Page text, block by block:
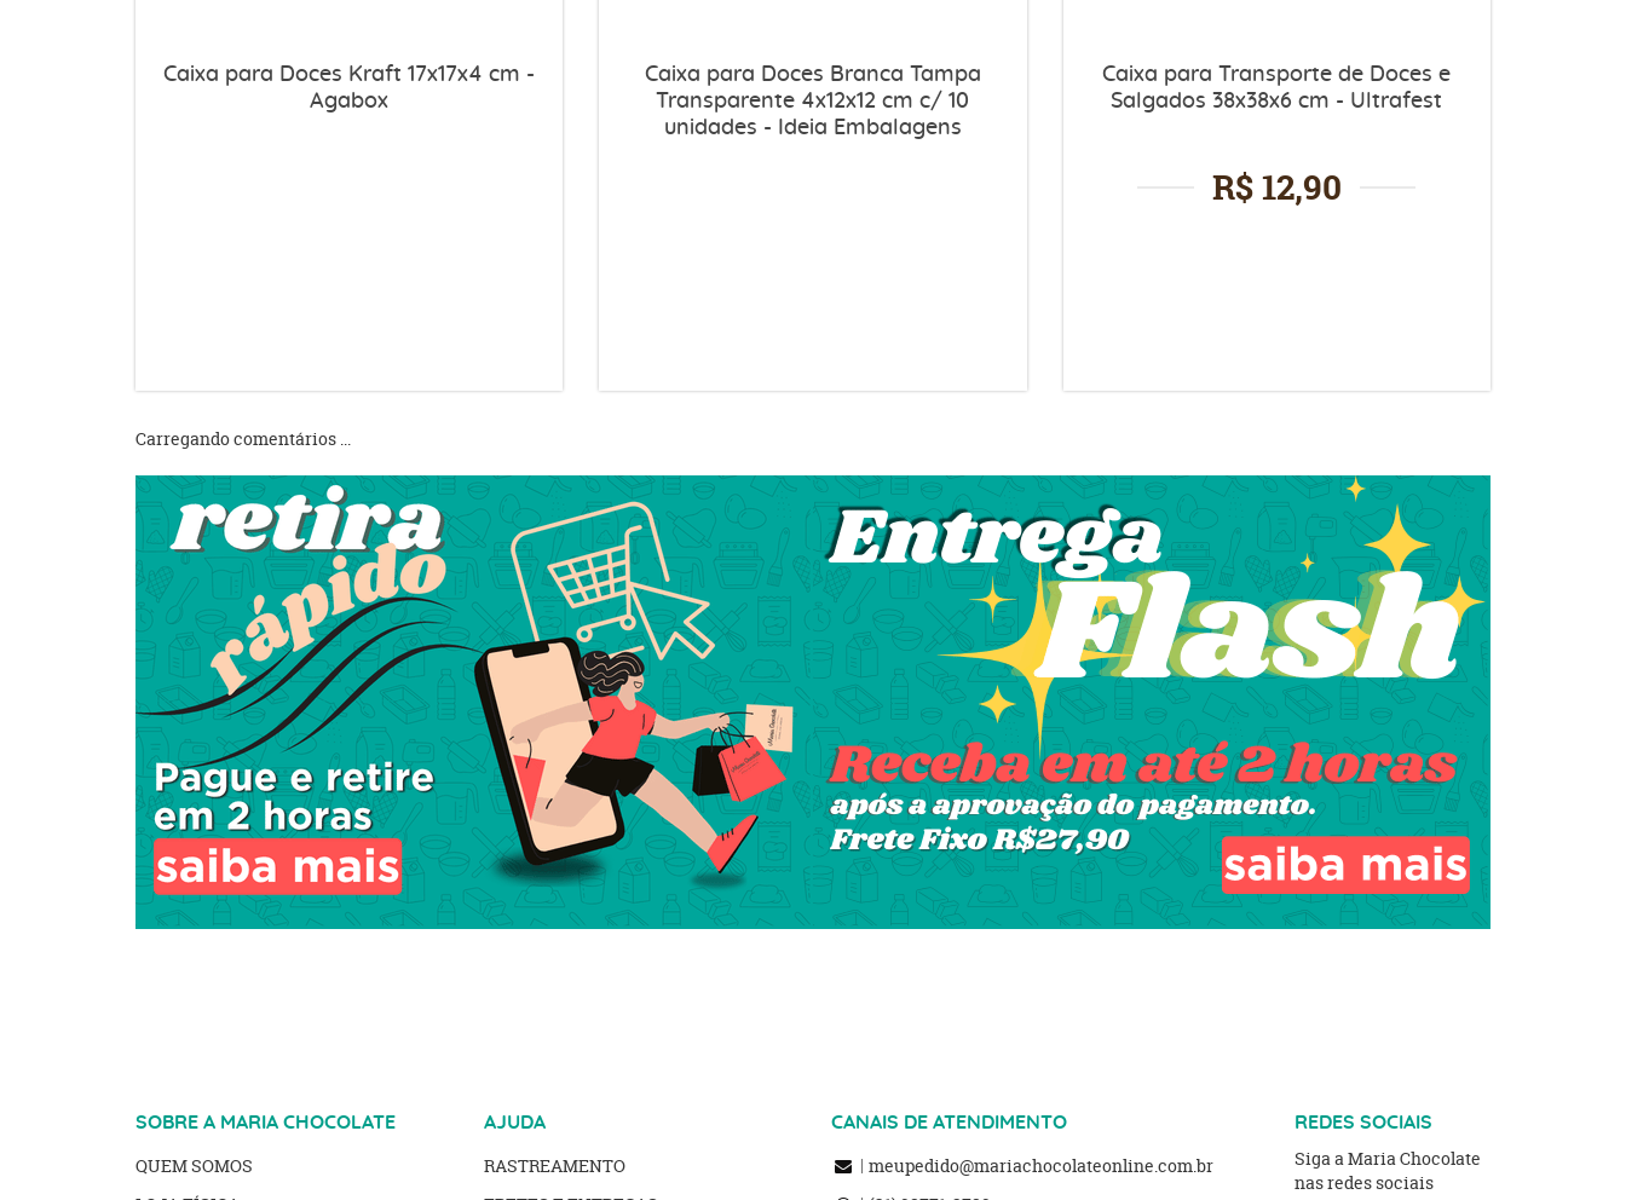
Caixa para Doces Kraft 17x17x4 cm -
Agabox
Caixa para Doces Branca Tampa
Transparente 4x12x12 cm c/ 10
unidades - Ideia Embalagens
Caixa para Transporte de Doces e
Salgados 38x38x6 cm - Ultrafest
R$ 12,90
Carregando comentários ...
SOBRE A MARIA CHOCOLATE
QUEM SOMOS
AJUDA
RASTREAMENTO
CANAIS DE ATENDIMENTO
meupedido@mariachocolateonline.com.br
REDES SOCIAIS
Siga a Maria Chocolate
nas redes sociais